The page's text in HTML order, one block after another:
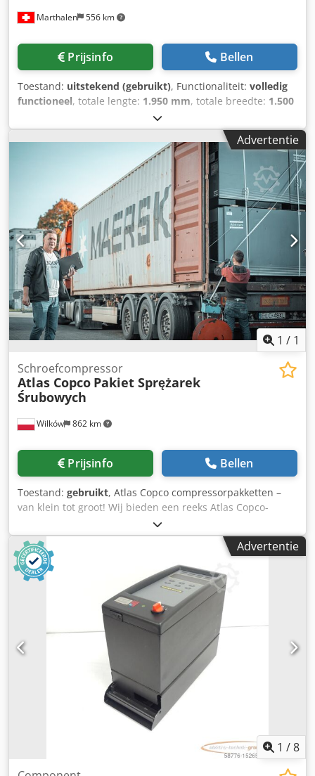
Marthalen 556 km
Prijsinfo Bellen
Toestand: uitstekend (gebruikt), Functionaliteit: volledig
functioneel, totale lengte: 1.950 mm, totale breedte: 1.500
1.500 mm, Verkoop hier een
warmteterugwinningssysteem voor persluchtsystemen.
Origineel Atlas Copco. WRG-systeem voor compressor.
Gedemonteerd wegens onvoldoende
compressorvermogen. Werd nauwelijks gebruikt :(
Energieterugwinningsunit Atlas Copco ER90 - details
bijgevoegd als PDF. Voor watergekoelde, olievrije ZR-
compressor Verander uw ZR watergekoelde, olievrije
compressor in een energiebron voor warm water met ER,
onze energieterugwinningsunit. Vermogen: 90 kW Speciale
uitrusting: Dodpfjp N H Huox Aclokr Reserve waterpomp -
redundantie 2e warmtewisselaar - Zeer goede staat. Het
werd bijna nooit gebruikt - slechte planning! Helaas zijn er
geen documenten meer beschikbaar.
Advertentie
1 / 1
Wilków 862 km
Schroefcompressor
Atlas Copco Pakiet Sprężarek
Śrubowych
Prijsinfo Bellen
Toestand: gebruikt, Atlas Copco compressorpakketten –
van klein tot groot! Wij bieden een reeks Atlas Copco-
schroefcompressoren in verschillende vermogens- en
efficiëntievarianten aan – van compacte modellen tot grote
industriële units. De perfecte oplossing voor bedrijven die
op zoek zijn naar betrouwbare compressoren tegen
aantrekkelijke prijzen. - Ruime keuze aan modellen Dsdpfx
Acsq Dlk Aelokr - Gunstige prijzen - Snelle en efficiënte
orderafhandeling Neem contact met ons op en vind de
juiste compressoren voor uw behoeften!
Advertentie
1 /8